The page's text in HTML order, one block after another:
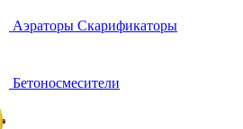
Аэраторы Скарификаторы
Бетоносмесители